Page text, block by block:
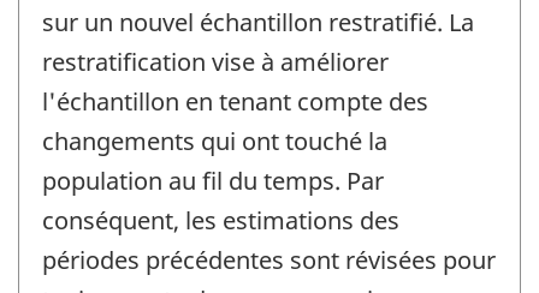
-
sur un nouvel échantillon restratifié. La
restratification vise à améliorer
l'échantillon en tenant compte des
changements qui ont touché la
population au fil du temps. Par
conséquent, les estimations des
périodes précédentes sont révisées pour